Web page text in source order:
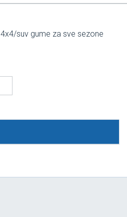
4x4/suv gume za sve sezone